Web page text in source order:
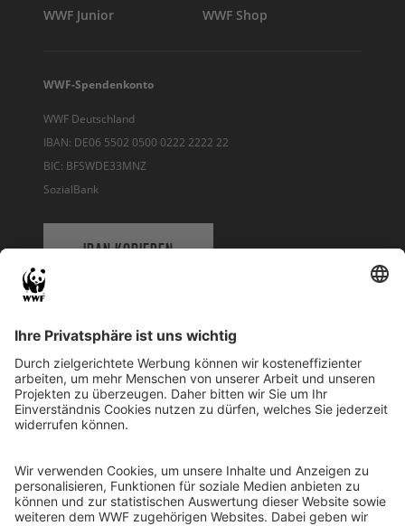
WWF Junior WWF Shop
WWF-Spendenkonto
WWF Deutschland
IBAN: DE06 5502 0500 0222 2222 22
BIC: BFSWDE33MNZ
SozialBank
IBAN KOPIEREN
WWF Deutschland
Reinhardtstr. 18
10117 Berlin
Ihre Spende kann steuerlich geltend gemacht werden
Registriert als Stiftung WWF Deutschland, Senatsverwaltung für